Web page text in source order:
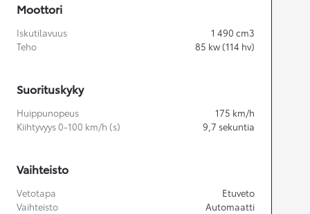
Moottori
Iskutilavuus 1 490 cm3
Teho
85 kw (114 hv)
Suorituskyky
Huippunopeus 175 km/h
Kiihtyvyys 0-100 km/h (s)
9,7 sekuntia
Vaihteisto
Vetotapa
Etuveto
Vaihteisto
Automaatti